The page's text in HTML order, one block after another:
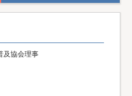
及協会理事